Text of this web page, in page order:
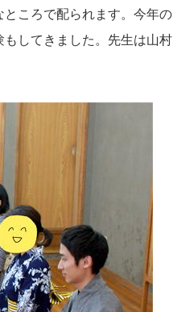
ころで配られます。今年の
してきました。先生は山村